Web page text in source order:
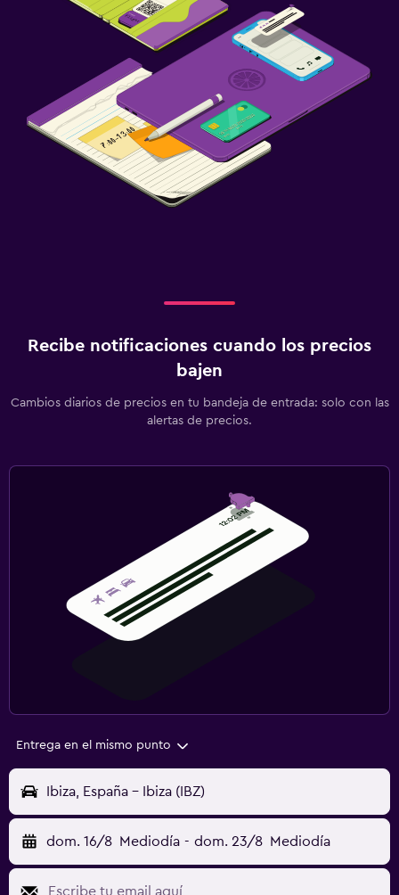
Recibe notificaciones cuando los precios
bajen
Cambios diarios de precios en tu bandeja de entrada: solo con las
alertas de precios.
Entrega en el mismo punto
Ibiza, España - Ibiza (IBZ)
dom. 16/8 Mediodía - dom. 23/8 Mediodía